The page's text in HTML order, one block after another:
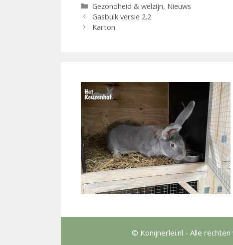
Categorieën
Gezondheid & welzijn, Nieuws
Gasbuik versie 2.2
Karton
© Konijnerlei.nl - Alle